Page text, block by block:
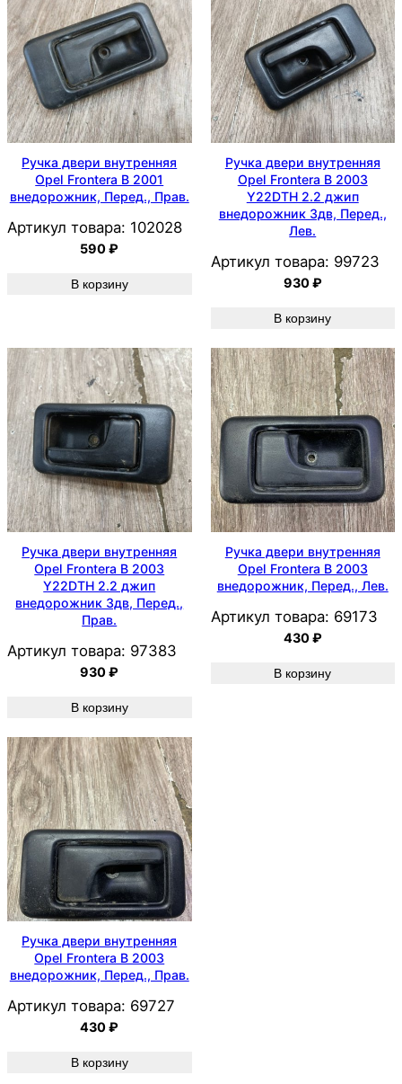
Ручка двери внутренняя
Opel Frontera B 2001
внедорожник, Перед., Прав.
Артикул товара: 102028
590₽
В корзину
Ручка двери внутренняя
Opel Frontera B 2003
Y22DTH 2.2 джип
внедорожник 3дв, Перед.,
Лев.
Артикул товара: 99723
930₽
В корзину
Ручка двери внутренняя
Opel Frontera B 2003
Y22DTH 2.2 джип
внедорожник 3дв, Перед.,
Прав.
Артикул товара: 97383
930₽
В корзину
Ручка двери внутренняя
Opel Frontera B 2003
внедорожник, Перед., Лев.
Артикул товара: 69173
430₽
В корзину
Ручка двери внутренняя
Opel Frontera B 2003
внедорожник, Перед., Прав.
Артикул товара: 69727
430₽
В корзину